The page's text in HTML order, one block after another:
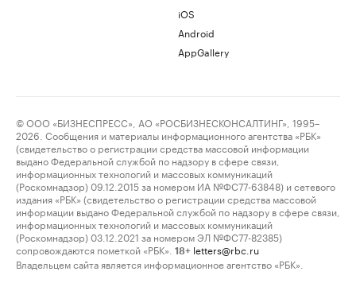
iOS
Android
AppGallery
© ООО «БИЗНЕСПРЕСС», АО «РОСБИЗНЕСКОНСАЛТИНГ», 1995–
2026. Сообщения и материалы информационного агентства «РБК»
(свидетельство о регистрации средства массовой информации
выдано Федеральной службой по надзору в сфере связи,
информационных технологий и массовых коммуникаций
(Роскомнадзор) 09.12.2015 за номером ИА №ФС77-63848) и сетевого
издания «РБК» (свидетельство о регистрации средства массовой
информации выдано Федеральной службой по надзору в сфере связи,
информационных технологий и массовых коммуникаций
(Роскомнадзор) 03.12.2021 за номером ЭЛ №ФС77-82385)
сопровождаются пометкой «РБК».
18+ letters@rbc.ru
Владельцем сайта является информационное агентство «РБК».